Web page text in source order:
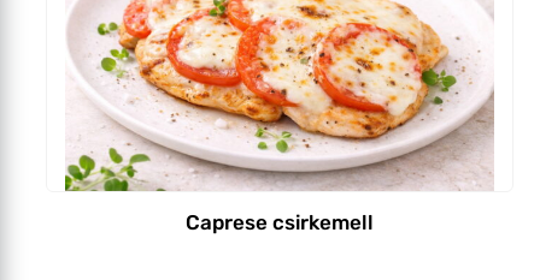
Caprese csirkemell